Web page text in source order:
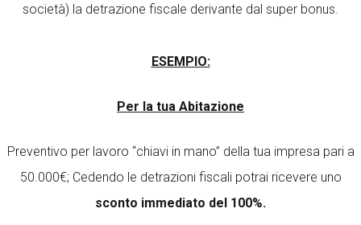
società) la detrazione fiscale derivante dal super bonus.
ESEMPIO:
Per la tua Abitazione
Preventivo per lavoro “chiavi in mano” della tua impresa pari a
50.000€; Cedendo le detrazioni fiscali potrai ricevere uno
sconto immediato del 100%.